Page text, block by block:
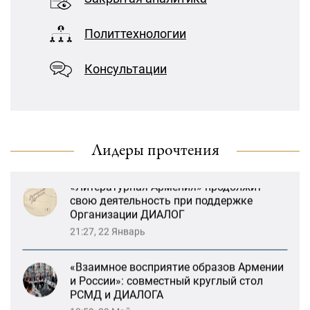
деятельность
Политтехнологии
Консультации
Лидеры прочтения
драматического театра и консолидация
карабахских соотечественников в
«Литературная Армения» продолжит
свою деятельность при поддержке
21:27, 22 Январь
«Взаимное восприятие образов Армении
и России»: совместный круглый стол
РСМД и ДИАЛОГА
13:59, 29 Май
Возрождение Степанакертского русского